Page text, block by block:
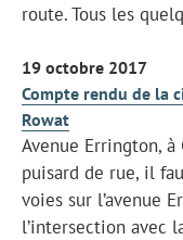
route. Tous les
19 octobre 2017
Compte rendu de la
Rowat
Avenue Errington,
puisard de rue, il
voies sur l’avenue
l’intersection avec